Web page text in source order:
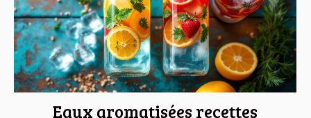
Eaux aromatisées recettes